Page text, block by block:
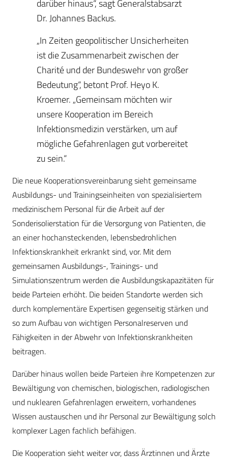
darüber hinaus“, sagt Generalstabsarzt
Dr. Johannes Backus.
„In Zeiten geopolitischer Unsicherheiten
ist die Zusammenarbeit zwischen der
Charité und der Bundeswehr von großer
Bedeutung“, betont Prof. Heyo K.
Kroemer. „Gemeinsam möchten wir
unsere Kooperation im Bereich
Infektionsmedizin verstärken, um auf
mögliche Gefahrenlagen gut vorbereitet
zu sein.“
Die neue Kooperationsvereinbarung sieht gemeinsame
Ausbildungs- und Trainingseinheiten von spezialisiertem
medizinischem Personal für die Arbeit auf der
Sonderisolierstation für die Versorgung von Patienten, die
an einer hochansteckenden, lebensbedrohlichen
Infektionskrankheit erkrankt sind, vor. Mit dem
gemeinsamen Ausbildungs-, Trainings- und
Simulationszentrum werden die Ausbildungskapazitäten für
beide Parteien erhöht. Die beiden Standorte werden sich
durch komplementäre Expertisen gegenseitig stärken und
so zum Aufbau von wichtigen Personalreserven und
Fähigkeiten in der Abwehr von Infektionskrankheiten
beitragen.
Darüber hinaus wollen beide Parteien ihre Kompetenzen zur
Bewältigung von chemischen, biologischen, radiologischen
und nuklearen Gefahrenlagen erweitern, vorhandenes
Wissen austauschen und ihr Personal zur Bewältigung solch
komplexer Lagen fachlich befähigen.
Die Kooperation sieht weiter vor, dass Ärztinnen und Ärzte